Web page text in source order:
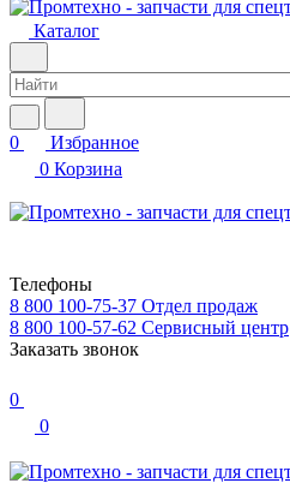
Каталог
0
Избранное
0 Корзина
Телефоны
8 800 100-75-37 Отдел продаж
8 800 100-57-62 Сервисный центр
Заказать звонок
0
0